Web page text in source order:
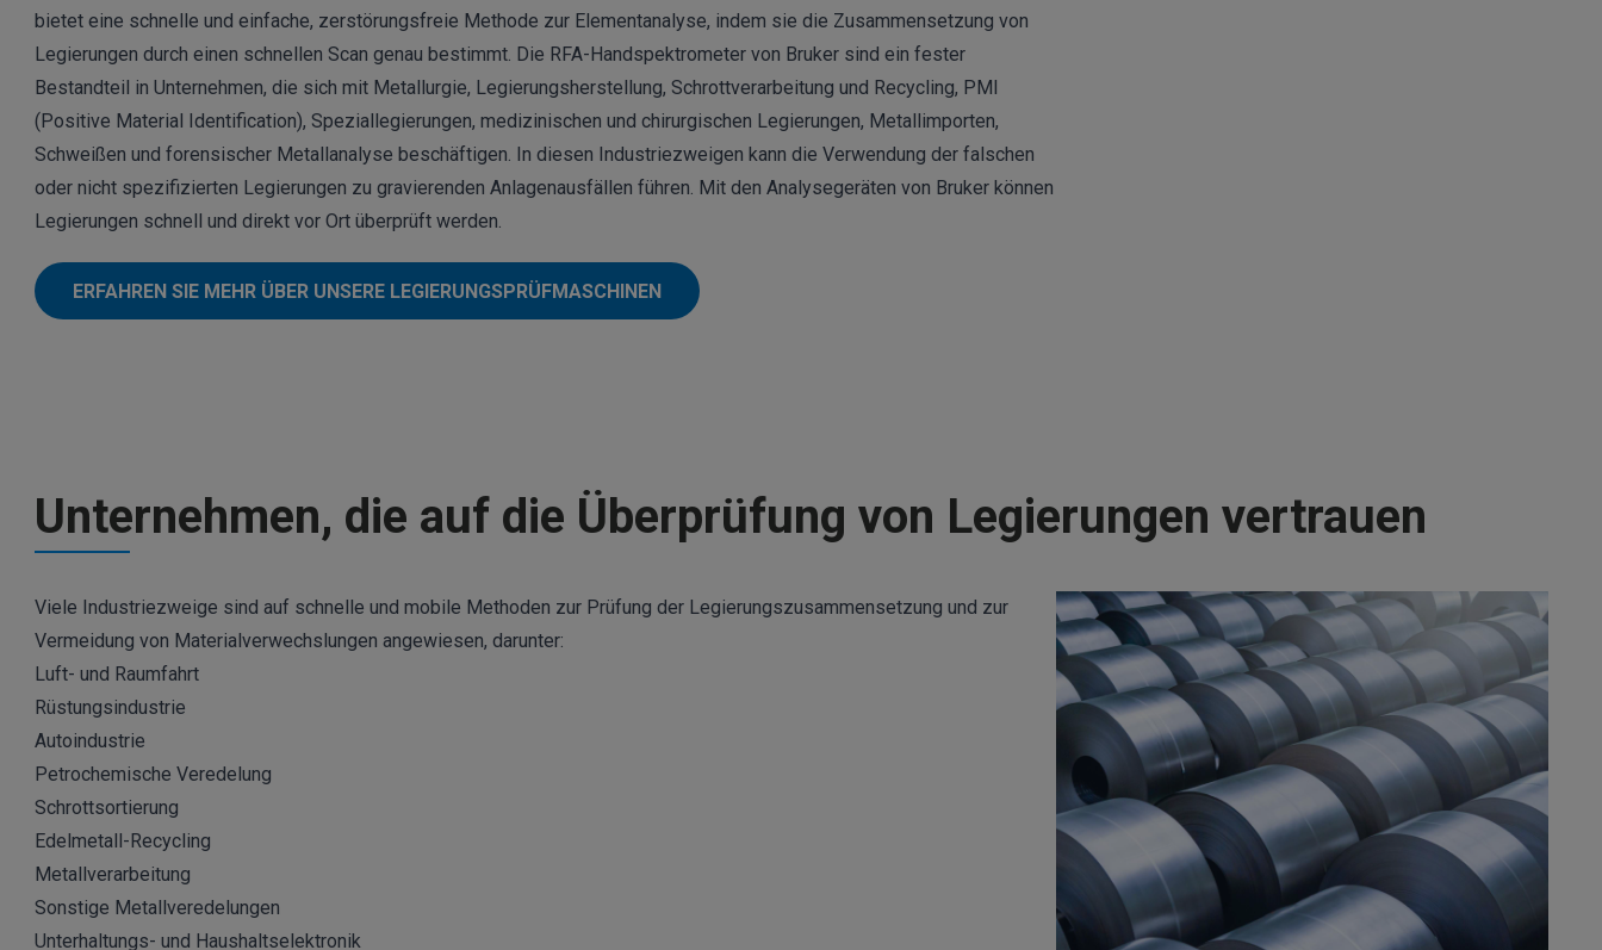
bietet eine schnelle und einfache, zerstörungsfreie Methode zur Elementanalyse, indem sie die Zusammensetzung von
Legierungen durch einen schnellen Scan genau bestimmt. Die RFA-Handspektrometer von Bruker sind ein fester
Bestandteil in Unternehmen, die sich mit Metallurgie, Legierungsherstellung, Schrottverarbeitung und Recycling, PMI
(Positive Material Identification), Speziallegierungen, medizinischen und chirurgischen Legierungen, Metallimporten,
Schweißen und forensischer Metallanalyse beschäftigen. In diesen Industriezweigen kann die Verwendung der falschen
oder nicht spezifizierten Legierungen zu gravierenden Anlagenausfällen führen. Mit den Analysegeräten von Bruker können
Legierungen schnell und direkt vor Ort überprüft werden.
ERFAHREN SIE MEHR ÜBER UNSERE LEGIERUNGSPRÜFMASCHINEN
Unternehmen, die auf die Überprüfung von Legierungen vertrauen
Viele Industriezweige sind auf schnelle und mobile Methoden zur Prüfung der Legierungszusammensetzung und zur
Vermeidung von Materialverwechslungen angewiesen, darunter:
Luft- und Raumfahrt
Rüstungsindustrie
Autoindustrie
Petrochemische Veredelung
Schrottsortierung
Edelmetall-Recycling
Metallverarbeitung
Sonstige Metallveredelungen
Unterhaltungs- und Haushaltselektronik